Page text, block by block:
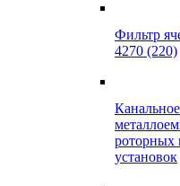
Фильтр
4270 (220)
роторных
установок